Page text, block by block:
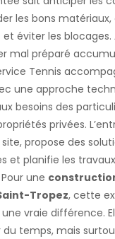
les bons matériaux,
éviter les blocages.
mal préparé
Tennis
une approche
besoins des
privées.
propose des
et planifie les
une
Tropez, cette
vraie différence.
temps, mais